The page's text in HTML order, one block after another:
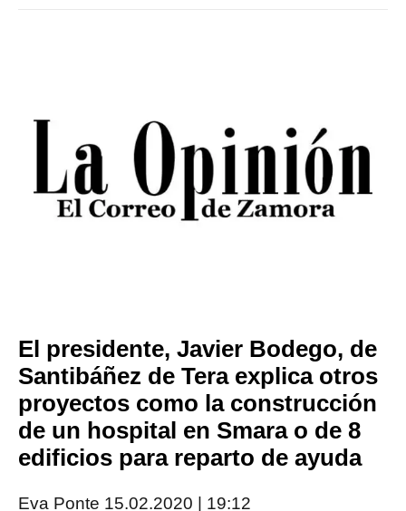
El presidente, Javier Bodego, de
Santibáñez de Tera explica otros
proyectos como la construcción
de un hospital en Smara o de 8
edificios para reparto de ayuda
Eva Ponte 15.02.2020 | 19:12